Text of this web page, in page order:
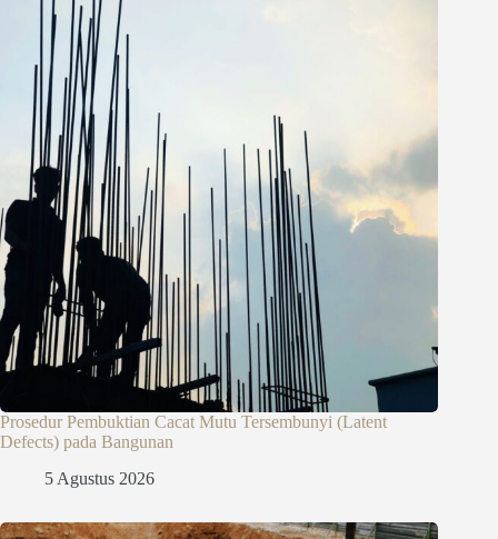
Prosedur Pembuktian Cacat Mutu Tersembunyi (Latent
Defects) pada Bangunan
5 Agustus 2026